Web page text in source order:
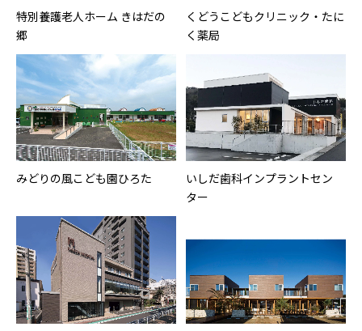
特別養護老人ホーム きはだの
郷
くどうこどもクリニック・たに
く薬局
みどりの風こども園ひろた
いしだ歯科インプラントセン
ター